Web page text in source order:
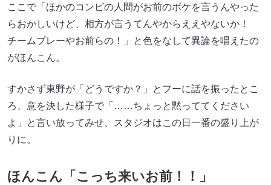
ここで「ほかのコンビの人間がお前のボケを言うんやった
らおかしいけど、相方が言うてんやからええやないか！
チームプレーやお前らの！」と色をなして異論を唱えたの
がほんこん。
すかさず東野が「どうですか？」とフーに話を振ったとこ
ろ、意を決した様子で「……ちょっと黙っててください
よ」と言い放ってみせ、スタジオはこの日一番の盛り上が
りに。
ほんこん「こっち来いお前！！」